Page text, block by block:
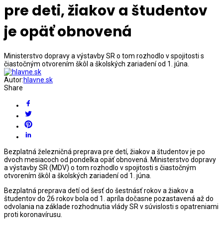
pre deti, žiakov a študentov
je opäť obnovená
Ministerstvo dopravy a výstavby SR o tom rozhodlo v spojitosti s
čiastočným otvorením škôl a školských zariadení od 1. júna.
Autor:hlavne.sk
Share
Bezplatná železničná preprava pre detí, žiakov a študentov je po
dvoch mesiacoch od pondelka opäť obnovená. Ministerstvo dopravy
a výstavby SR (MDV) o tom rozhodlo v spojitosti s čiastočným
otvorením škôl a školských zariadení od 1. júna.
Bezplatná preprava detí od šesť do šestnásť rokov a žiakov a
študentov do 26 rokov bola od 1. apríla dočasne pozastavená až do
odvolania na základe rozhodnutia vlády SR v súvislosti s opatreniami
proti koronavírusu.